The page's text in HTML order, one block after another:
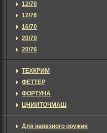
12/70
12/76
16/70
20/70
20/76
ТЕХКРИМ
ФЕТТЕР
ФОРТУНА
ЦНИИТОЧМАШ
Для нарезного оружия